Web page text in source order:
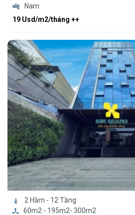
Nam
19 Usd/m2/tháng ++
2 Hầm - 12 Tầng
60m2 - 195m2- 300m2